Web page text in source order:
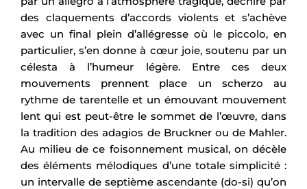
des claquements d’accords violents et s’achève
avec un final plein d’allégresse où le piccolo, en
particulier, s’en donne à cœur joie, soutenu par un
célesta à l’humeur légère. Entre ces deux
mouvements prennent place un scherzo au
rythme de tarentelle et un émouvant mouvement
lent qui est peut-être le sommet de l’œuvre, dans
la tradition des adagios de Bruckner ou de Mahler.
Au milieu de ce foisonnement musical, on décèle
des éléments mélodiques d’une totale simplicité :
un intervalle de septième ascendante (do-si) qu’on